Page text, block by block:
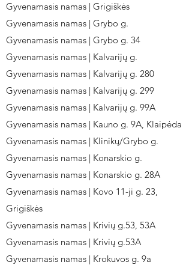
Gyvenamasis namas | Grigiškės
Gyvenamasis namas | Grybo g.
Gyvenamasis namas | Grybo g. 34
Gyvenamasis namas | Kalvarijų g.
Gyvenamasis namas | Kalvarijų g. 280
Gyvenamasis namas | Kalvarijų g. 299
Gyvenamasis namas | Kalvarijų g. 99A
Gyvenamasis namas | Kauno g. 9A, Klaipėda
Gyvenamasis namas | Klinikų/Grybo g.
Gyvenamasis namas | Konarskio g.
Gyvenamasis namas | Konarskio g. 28A
Gyvenamasis namas | Kovo 11-ji g. 23,
Grigiškės
Gyvenamasis namas | Krivių g.53, 53A
Gyvenamasis namas | Krivių g.53A
Gyvenamasis namas | Krokuvos g. 9a